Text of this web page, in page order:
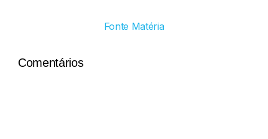
Fonte Matéria
Comentários